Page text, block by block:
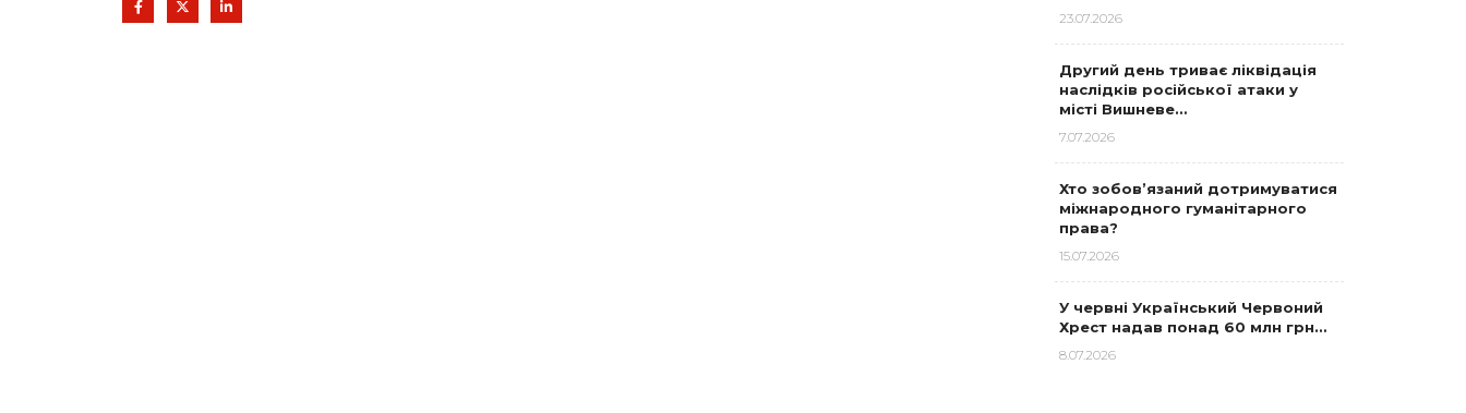
23.07.2026
Другий день триває ліквідація
наслідків російської атаки у
місті Вишневе…
7.07.2026
Хто зобов’язаний дотримуватися
міжнародного гуманітарного
права?
15.07.2026
У червні Український Червоний
Хрест надав понад 60 млн грн…
8.07.2026